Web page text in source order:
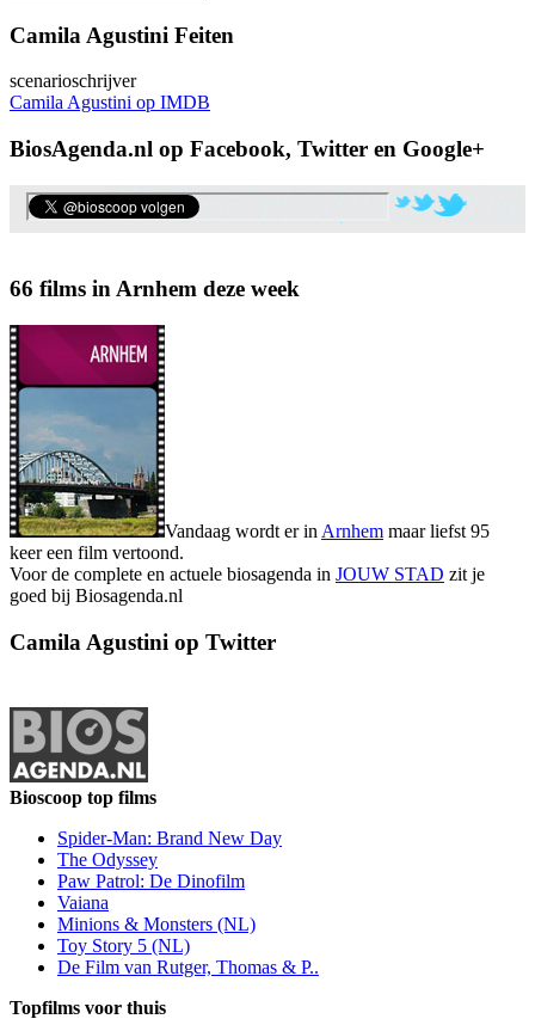
Camila Agustini Feiten
scenarioschrijver
Camila Agustini op IMDB
BiosAgenda.nl op Facebook, Twitter en Google+
66 films in Arnhem deze week
Vandaag wordt er in Arnhem maar liefst 95
keer een film vertoond.
Voor de complete en actuele biosagenda in JOUW STAD zit je
goed bij Biosagenda.nl
Camila Agustini op Twitter
Bioscoop top films
Spider-Man: Brand New Day
The Odyssey
Paw Patrol: De Dinofilm
Vaiana
Minions & Monsters (NL)
Toy Story 5 (NL)
De Film van Rutger, Thomas & P..
Topfilms voor thuis